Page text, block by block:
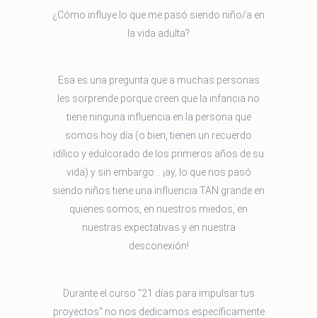
¿Cómo influye lo que me pasó siendo niño/a en
la vida adulta?
Esa es una pregunta que a muchas personas
les sorprende porque creen que la infancia no
tiene ninguna influencia en la persona que
somos hoy día (o bien, tienen un recuerdo
idílico y edulcorado de los primeros años de su
vida) y sin embargo... ¡ay, lo que nos pasó
siendo niños tiene una influencia TAN grande en
quienes somos, en nuestros miedos, en
nuestras expectativas y en nuestra
desconexión!
Durante el curso "21 días para impulsar tus
proyectos" no nos dedicamos específicamente